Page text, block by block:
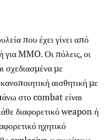
που έχει γίνει από
για MMO. Οι πόλεις, οι
σχεδιασμένα με
αισθητική με
στο combat είναι
διαφορετικό weapon ή
ηχητικό